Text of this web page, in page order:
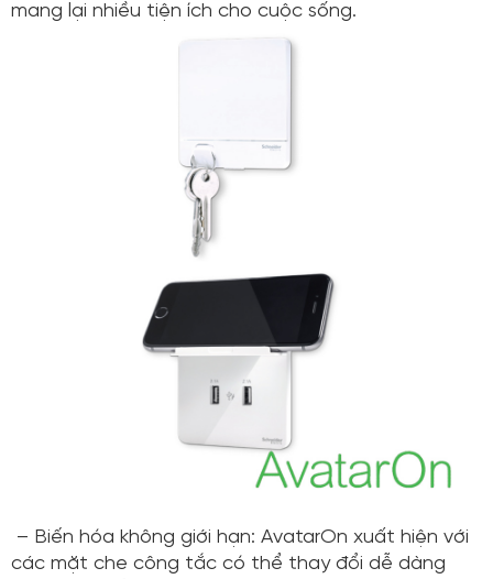
mang lại nhiều tiện ích cho cuộc sống.
– Biến hóa không giới hạn: AvatarOn xuất hiện với
các mặt che công tắc có thể thay đổi dễ dàng